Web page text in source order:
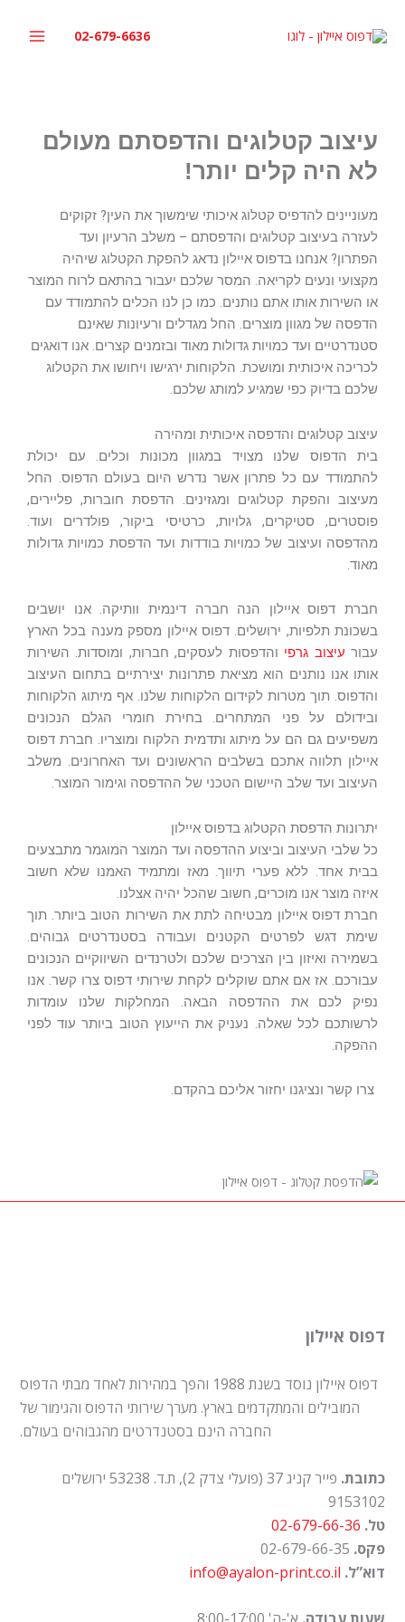
לתוכן
02-679-6636
עיצוב קטלוגים והדפסתם מעולם
לא היה קלים יותר!
מעוניינים להדפיס קטלוג איכותי שימשוך את העין? זקוקים
לעזרה בעיצוב קטלוגים והדפסתם – משלב הרעיון ועד
הפתרון? אנחנו בדפוס איילון נדאג להפקת הקטלוג שיהיה
מקצועי ונעים לקריאה. המסר שלכם יעבור בהתאם לרוח המוצר
או השירות אותו אתם נותנים. כמו כן לנו הכלים להתמודד עם
הדפסה של מגוון מוצרים. החל מגדלים ורעיונות שאינם
סטנדרטיים ועד כמויות גדולות מאוד ובזמנים קצרים. אנו דואגים
לכריכה איכותית ומושכת. הלקוחות ירגישו ויחושו את הקטלוג
שלכם בדיוק כפי שמגיע למותג שלכם.
עיצוב קטלוגים והדפסה איכותית ומהירה
בית הדפוס שלנו מצויד במגוון מכונות וכלים. עם יכולת
להתמודד עם כל פתרון אשר נדרש היום בעולם הדפוס. החל
מעיצוב והפקת קטלוגים ומגזינים. הדפסת חוברות, פליירים,
פוסטרים, סטיקרים, גלויות, כרטיסי ביקור, פולדרים ועוד.
מהדפסה ועיצוב של כמויות בודדות ועד הדפסת כמויות גדולות
מאוד.
חברת דפוס איילון הנה חברה דינמית וותיקה. אנו יושבים
בשכונת תלפיות, ירושלים. דפוס איילון מספק מענה בכל הארץ
עבור עיצוב גרפי והדפסות לעסקים, חברות, ומוסדות. השירות
אותו אנו נותנים הוא מציאת פתרונות יצירתיים בתחום העיצוב
והדפוס. תוך מטרות לקידום הלקוחות שלנו. אף מיתוג הלקוחות
ובידולם על פני המתחרים. בחירת חומרי הגלם הנכונים
משפיעים גם הם על מיתוג ותדמית הלקוח ומוצריו. חברת דפוס
איילון תלווה אתכם בשלבים הראשונים ועד האחרונים. משלב
העיצוב ועד שלב היישום הטכני של ההדפסה וגימור המוצר.
יתרונות הדפסת הקטלוג בדפוס איילון
כל שלבי העיצוב וביצוע ההדפסה ועד המוצר המוגמר מתבצעים
בבית אחד. ללא פערי תיווך. מאז ומתמיד האמנו שלא חשוב
איזה מוצר אנו מוכרים, חשוב שהכל יהיה אצלנו.
חברת דפוס איילון מבטיחה לתת את השירות הטוב ביותר. תוך
שימת דגש לפרטים הקטנים ועבודה בסטנדרטים גבוהים.
בשמירה ואיזון בין הצרכים שלכם ולטרנדים השיווקיים הנכונים
עבורכם. אז אם אתם שוקלים לקחת שירותי דפוס צרו קשר. אנו
נפיק לכם את ההדפסה הבאה. המחלקות שלנו עומדות
לרשותכם לכל שאלה. נעניק את הייעוץ הטוב ביותר עוד לפני
ההפקה.
צרו קשר ונציגנו יחזור אליכם בהקדם.
דפוס איילון
דפוס איילון נוסד בשנת 1988 והפך במהירות לאחד מבתי הדפוס
המובילים והמתקדמים בארץ. מערך שירותי הדפוס והגימור של
החברה הינם בסטנדרטים מהגבוהים בעולם.
כתובת.
פייר קניג 37 (פועלי צדק 2), ת.ד. 53238 ירושלים
9153102
טל. 02-679-66-36
פקס.
דוא”ל. info@ayalon-print.co.il